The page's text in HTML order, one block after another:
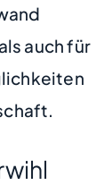
auch für